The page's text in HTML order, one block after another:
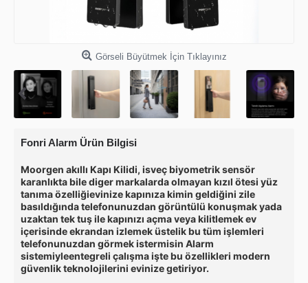
Görseli Büyütmek İçin Tıklayınız
Fonri Alarm Ürün Bilgisi
Moorgen akıllı Kapı Kilidi, isveç biyometrik sensör
karanlıkta bile diger markalarda olmayan kızıl ötesi yüz
tanıma özelliğievinize kapınıza kimin geldiğini zile
basıldığında telefonunuzdan görüntülü konuşmak yada
uzaktan tek tuş ile kapınızı açma veya kilitlemek ev
içerisinde ekrandan izlemek üstelik bu tüm işlemleri
telefonunuzdan görmek istermisin Alarm
sistemiyleentegreli çalışma işte bu özellikleri modern
güvenlik teknolojilerini evinize getiriyor.